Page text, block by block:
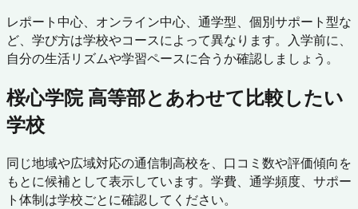
レポート中心、オンライン中心、通学型、個別サポート型な
ど、学び方は学校やコースによって異なります。入学前に、
自分の生活リズムや学習ペースに合うか確認しましょう。
桜心学院 高等部とあわせて比較したい
学校
同じ地域や広域対応の通信制高校を、口コミ数や評価傾向を
もとに候補として表示しています。学費、通学頻度、サポー
ト体制は学校ごとに確認してください。